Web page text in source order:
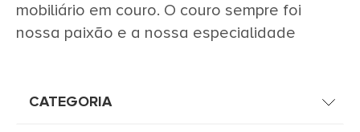
mobiliário em couro. O couro sempre foi
nossa paixão e a nossa especialidade